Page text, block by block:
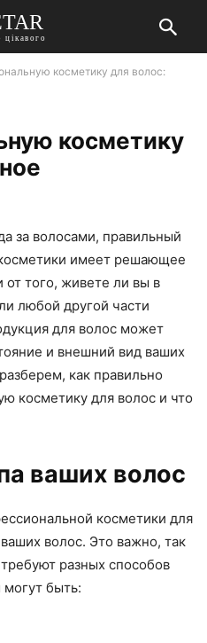
цікавого
косметику для волос:
косметику
за волосами, правильный
имеет решающее
от того, живете ли вы в
любой другой части
для волос может
и внешний вид ваших
как правильно
косметику для волос и что
ваших волос
косметики для
волос. Это важно, так
разных способов
быть: